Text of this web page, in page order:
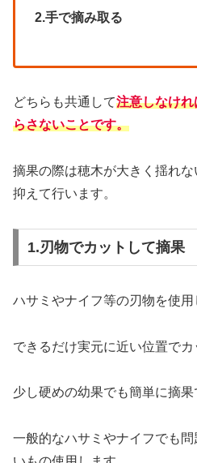
2.手で摘み取る
どちらも共通して注意しなけ
らさないことです。
摘果の際は穂木が大きく揺れ
抑えて行います。
1.刃物でカットして摘果
ハサミやナイフ等の刃物を使用
できるだけ実元に近い位置でカ
少し硬めの幼果でも簡単に摘果
一般的なハサミやナイフでも